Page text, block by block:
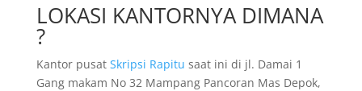
LOKASI KANTORNYA DIMANA
?
Kantor pusat Skripsi Rapitu saat ini di jl. Damai 1
Gang makam No 32 Mampang Pancoran Mas Depok,